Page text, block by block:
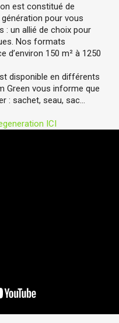
est constitué de
pour vous
: un allié de choix pour
Nos formats
d’environ 150 m² à 1250
disponible en différents
Green vous informe que
: sachet, seau, sac…
ICI